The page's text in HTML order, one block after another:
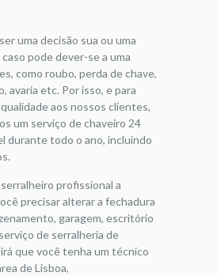
uma decisão sua ou uma
pode dever-se a uma
como roubo, perda de chave,
avaria etc. Por isso, e para
aos nossos clientes,
um serviço de chaveiro 24
durante todo o ano, incluindo
profissional a
precisar alterar a fechadura
garagem, escritório
de serralheria de
que você tenha um técnico
de Lisboa,